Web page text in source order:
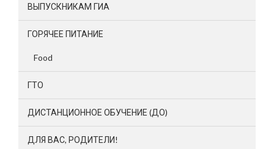
ВЫПУСКНИКАМ ГИА
ГОРЯЧЕЕ ПИТАНИЕ
Food
ГТО
ДИСТАНЦИОННОЕ ОБУЧЕНИЕ (ДО)
ДЛЯ ВАС, РОДИТЕЛИ!